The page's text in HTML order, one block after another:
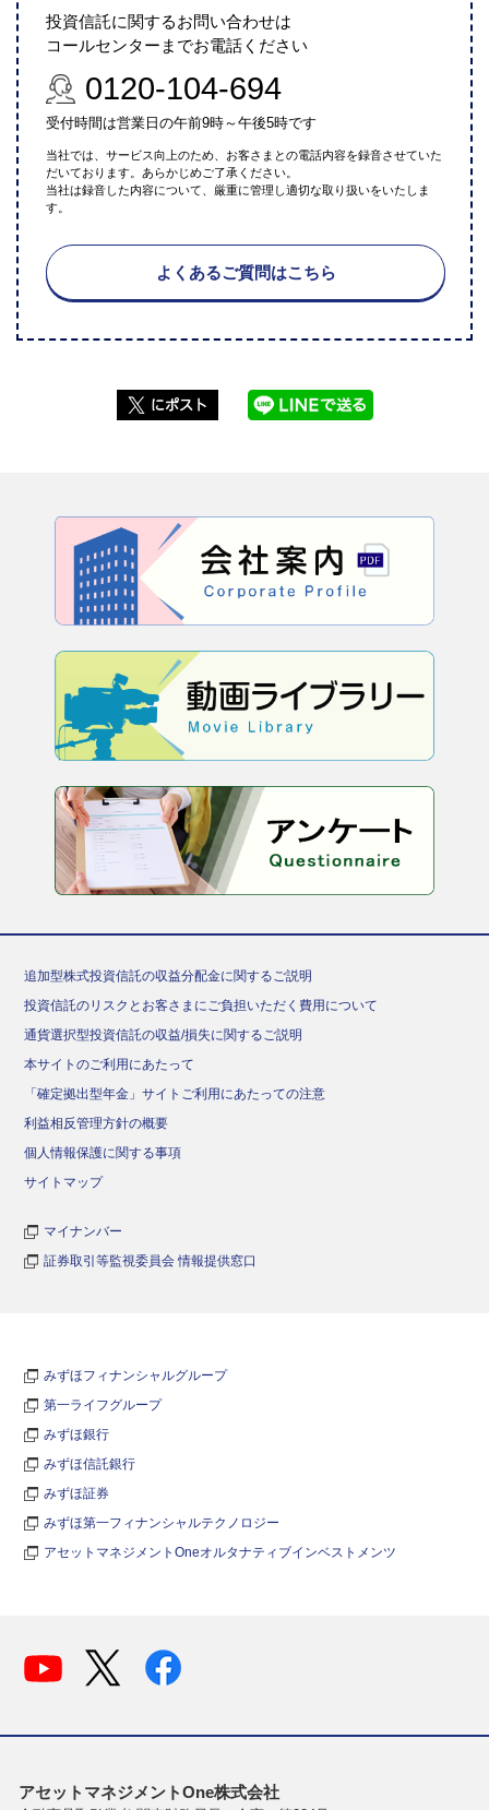
投資信託に関するお問い合わせは
コールセンターまでお電話ください
0120-104-694
受付時間は営業日の午前9時～午後5時です
当社では、サービス向上のため、お客さまとの電話内容を録音させていた
だいております。あらかじめご了承ください。
当社は録音した内容について、厳重に管理し適切な取り扱いをいたしま
す。
よくあるご質問はこちら
追加型株式投資信託の収益分配金に関するご説明
投資信託のリスクとお客さまにご負担いただく費用について
通貨選択型投資信託の収益/損失に関するご説明
本サイトのご利用にあたって
「確定拠出型年金」サイトご利用にあたっての注意
利益相反管理方針の概要
個人情報保護に関する事項
サイトマップ
マイナンバー
証券取引等監視委員会 情報提供窓口
みずほフィナンシャルグループ
第一ライフグループ
みずほ銀行
みずほ信託銀行
みずほ証券
みずほ第一フィナンシャルテクノロジー
アセットマネジメントOneオルタナティブインベストメンツ
アセットマネジメントOne株式会社